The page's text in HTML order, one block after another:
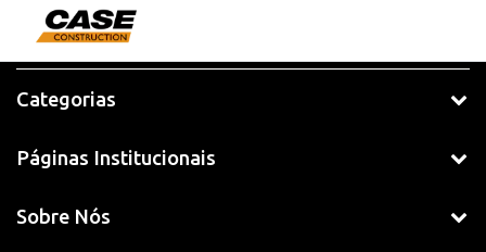
Categorias
Páginas Institucionais
Sobre Nós